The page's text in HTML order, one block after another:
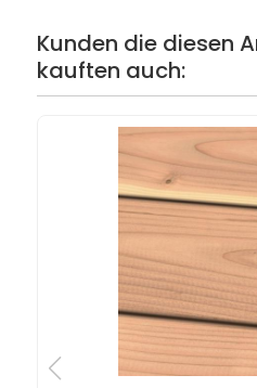
Kunden die diesen
kauften auch: